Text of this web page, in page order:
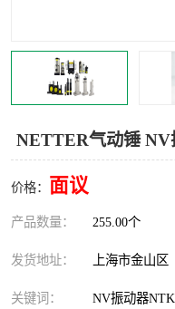
NETTER气动锤
价格： 面议
产品数量： 255.00个
发货地址： 上海市金山区
关键词： NV振动器
WICHITA
Warner Linear